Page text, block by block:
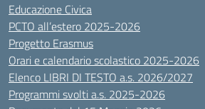
Educazione Civica
PCTO all’estero 2025-2026
Progetto Erasmus
Orari e calendario scolastico 2025-2026
Elenco LIBRI DI TESTO a.s. 2026/2027
Programmi svolti a.s. 2025-2026